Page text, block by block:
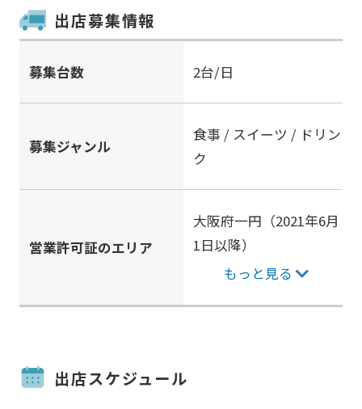
出店募集情報
募集台数 2台/日
募集ジャンル
食事 / スイーツ / ドリン
ク
営業許可証のエリア
大阪府一円（2021年6月
1日以降）
もっと見る
出店スケジュール